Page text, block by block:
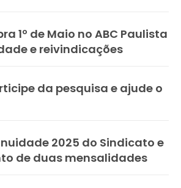
1º de Maio no ABC Paulista
e reivindicações
da pesquisa e ajude o
2025 do Sindicato e
de duas mensalidades